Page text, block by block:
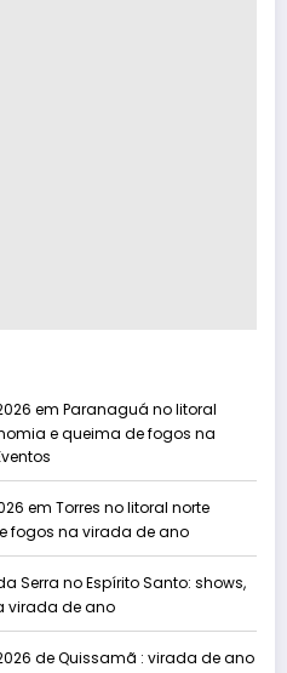
em Paranaguá no litoral
e queima de fogos na
em Torres no litoral norte
fogos na virada de ano
Serra no Espírito Santo: shows,
virada de ano
de Quissamã : virada de ano